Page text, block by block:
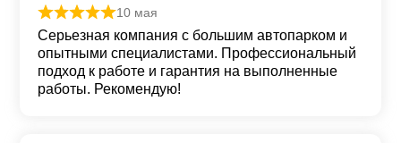
Оценка5 из 5
10 мая
Серьезная компания с большим автопарком и
опытными специалистами. Профессиональный
подход к работе и гарантия на выполненные
работы. Рекомендую!